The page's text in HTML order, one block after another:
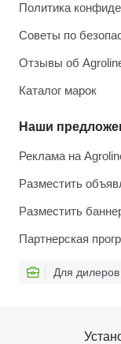
Политика
Советы по
Отзывы об
Каталог марок
Наши
Реклама на
Разместить
Разместить
Партнерская
Для дилеров